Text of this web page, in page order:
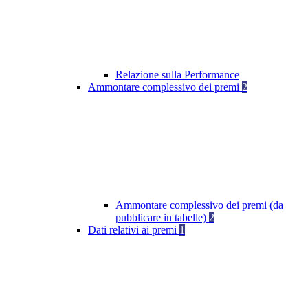
Relazione sulla Performance
Ammontare complessivo dei premi 2
Ammontare complessivo dei premi (da
pubblicare in tabelle) 2
Dati relativi ai premi 1